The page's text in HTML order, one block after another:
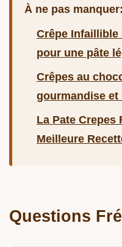
À ne pas manquer:
Crêpe Infaillible
pour une pâte
Crêpes au
gourmandise et
La Pate Crepes
Meilleure
Questions